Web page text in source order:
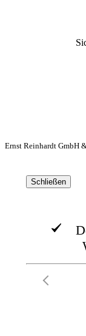
Ernst Reinhardt GmbH
Schließen